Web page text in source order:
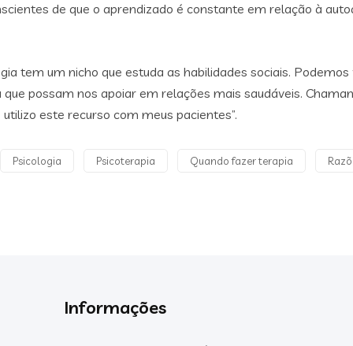
de que o aprendizado é constante em relação à
tem um nicho que estuda as habilidades sociais.
possam nos apoiar em relações mais saudáveis.
este recurso com meus pacientes”.
Psicologia Psicoterapia Quando fazer terapia
Informações